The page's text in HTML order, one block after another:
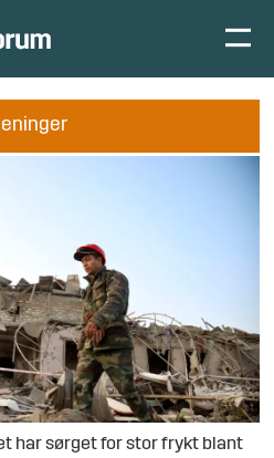
har sørget for stor frykt blant